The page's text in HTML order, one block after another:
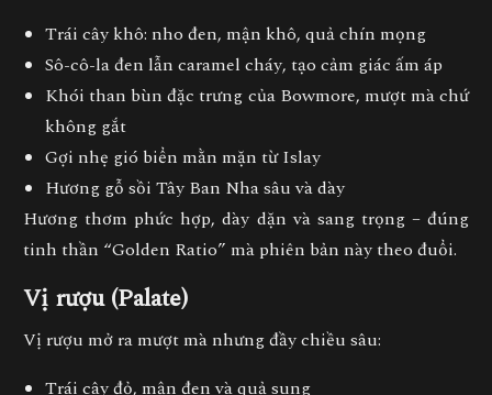
Trái cây khô: nho đen, mận khô, quả chín mọng
Sô-cô-la đen lẫn caramel cháy, tạo cảm giác ấm áp
Khói than bùn đặc trưng của Bowmore, mượt mà chứ
không gắt
Gợi nhẹ gió biển mằn mặn từ Islay
Hương gỗ sồi Tây Ban Nhasâu và dày
Hương thơm phức hợp, dày dặn và sang trọng – đúng
tinh thần “Golden Ratio” mà phiên bản này theo đuổi.
Vị rượu (Palate)
Vị rượu mở ra mượt mà nhưng đầy chiều sâu:
Trái cây đỏ, mận đen và quả sung